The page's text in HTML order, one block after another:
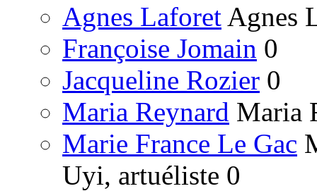
Agnes Laforet Agnes
Françoise Jomain 0
Jacqueline Rozier 0
Maria Reynard Maria
Marie France Le Gac
Uyi, artuéliste 0